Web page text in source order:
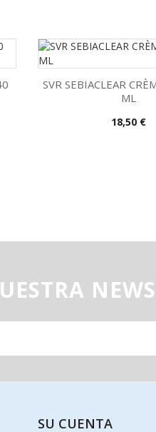
Vista
SVR SEBIACLEAR
ML
Precio
18,50 €
SU CUENTA